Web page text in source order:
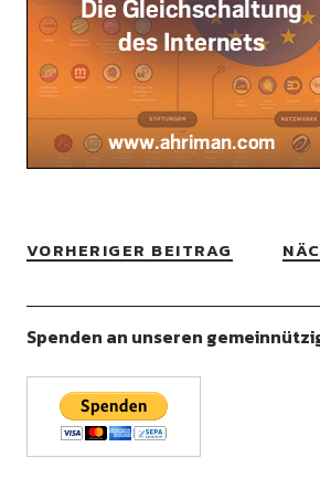
VORHERIGER BEITRAG
Spenden an unseren